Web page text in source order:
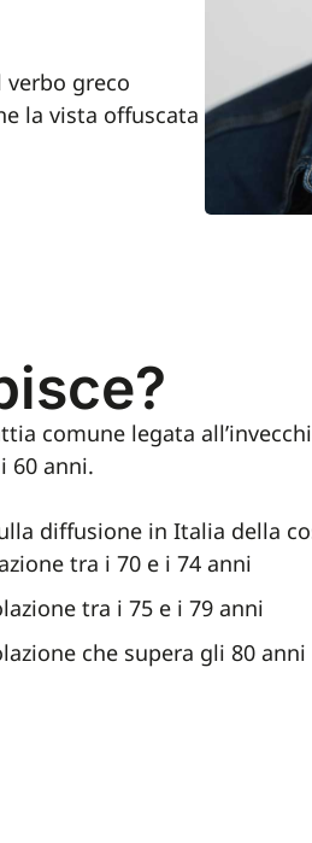
verbo greco
la vista offuscata
comune legata
60 anni.
diffusione in Italia della
tra i 70 e i 74 anni
tra i 75 e i 79 anni
che supera gli 80 anni